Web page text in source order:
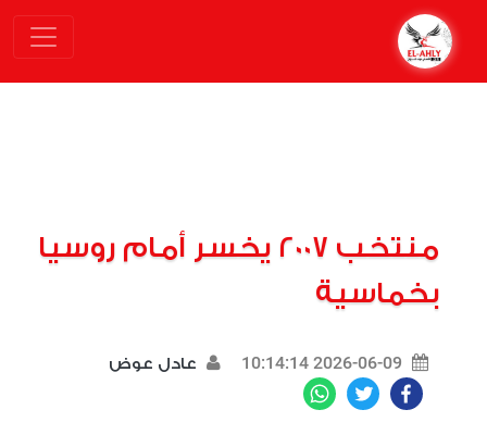
منتخب 2007 يخسر أمام روسيا
بخماسية
2026-06-09 10:14:14 عادل عوض
Facebook
Twitter